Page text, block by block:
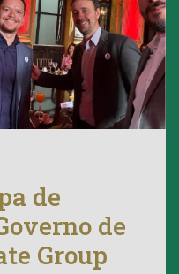
de
de
Group